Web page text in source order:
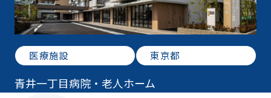
医療施設 東京都
青井一丁目病院・老人ホーム